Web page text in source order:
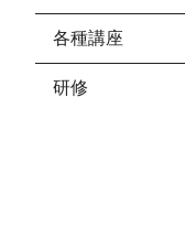
各種講座
研修